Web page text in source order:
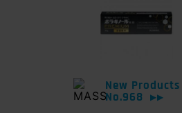
New Products
No.968
▶▶